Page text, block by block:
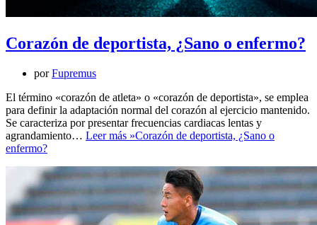
Corazón de deportista, ¿Sano o enfermo?
porFupremus
El término «corazón de atleta» o «corazón de deportista», se emplea
para definir la adaptación normal del corazón al ejercicio mantenido.
Se caracteriza por presentar frecuencias cardiacas lentas y
agrandamiento… Leer más »Corazón de deportista, ¿Sano o
enfermo?